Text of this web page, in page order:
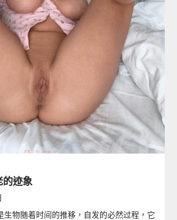
的迹象
生物随着时间的推移，自发的必然过程，它